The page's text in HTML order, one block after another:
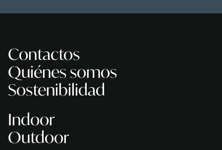
Contactos
Quiénes somos
Sostenibilidad
Indoor
Outdoor